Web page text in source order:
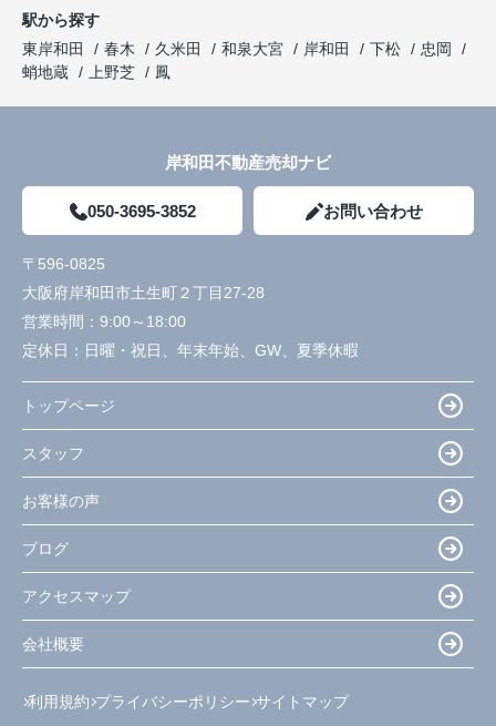
駅から探す
東岸和田
春木 久米田 和泉大宮 岸和田 下松
忠岡
蛸地蔵
上野芝 鳳
岸和田不動産売却ナビ
050-3695-3852 お問い合わせ
〒596-0825
大阪府岸和田市土生町２丁目27-28
営業時間： 9:00～18:00
定休日： 日曜・祝日、年末年始、GW、夏季休暇
トップページ
スタッフ
お客様の声
ブログ
アクセスマップ
会社概要
利用規約 プライバシーポリシー サイトマップ